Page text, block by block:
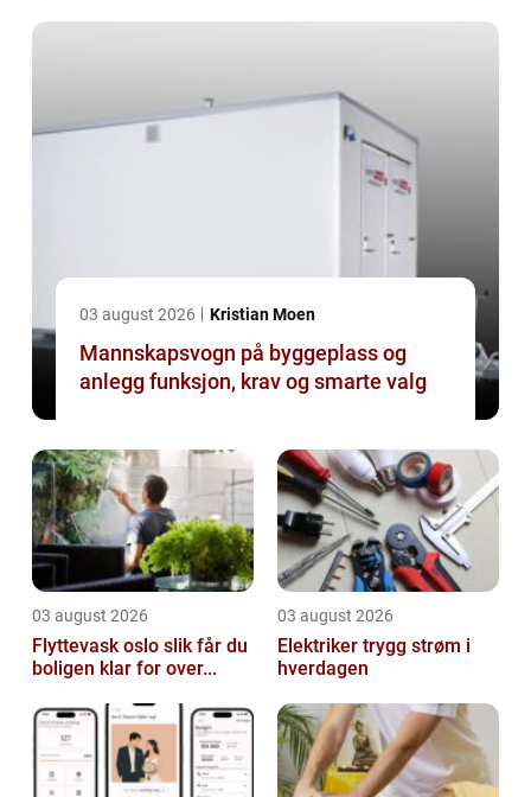
03 august 2026 Kristian Moen
Mannskapsvogn på byggeplass og
anlegg funksjon, krav og smarte valg
03 august 2026
Flyttevask oslo slik får du
boligen klar for over...
03 august 2026
Elektriker trygg strøm i
hverdagen